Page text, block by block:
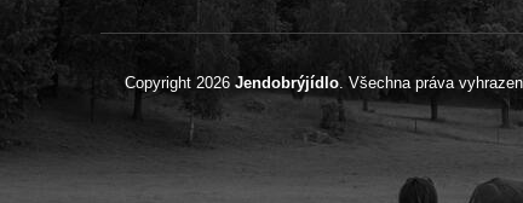
Copyright 2026 Jendobrýjídlo. Všechna práva